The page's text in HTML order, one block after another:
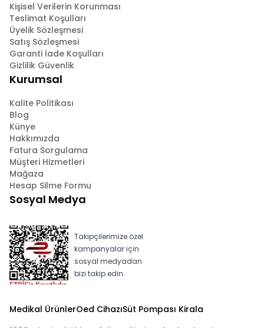
Kişisel Verilerin Korunması
Teslimat Koşulları
Üyelik Sözleşmesi
Satış Sözleşmesi
Garanti İade Koşulları
Gizlilik Güvenlik
Kurumsal
Kalite Politikası
Blog
Künye
Hakkımızda
Fatura Sorgulama
Müşteri Hizmetleri
Mağaza
Hesap Silme Formu
Sosyal Medya
Takipçilerimize özel
kampanyalar için
sosyal medyadan
bizi takip edin.
Medikal ÜrünlerOed CihazıSüt Pompası Kirala